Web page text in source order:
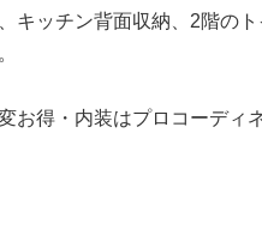
キッチン背面収納、2階のト
お得・内装はプロコーディ